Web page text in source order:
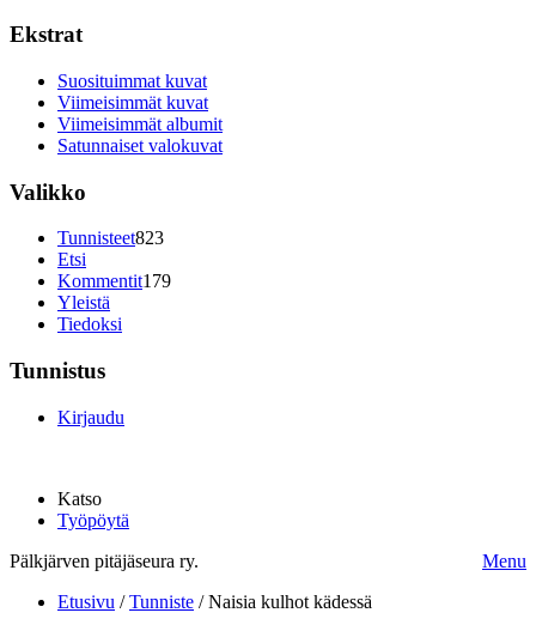
Ekstrat
Suosituimmat kuvat
Viimeisimmät kuvat
Viimeisimmät albumit
Satunnaiset valokuvat
Valikko
Tunnisteet823
Etsi
Kommentit179
Yleistä
Tiedoksi
Tunnistus
Kirjaudu
Katso
Työpöytä
Pälkjärven pitäjäseura ry.
Menu
Etusivu /Tunniste /Naisia kulhot kädessä